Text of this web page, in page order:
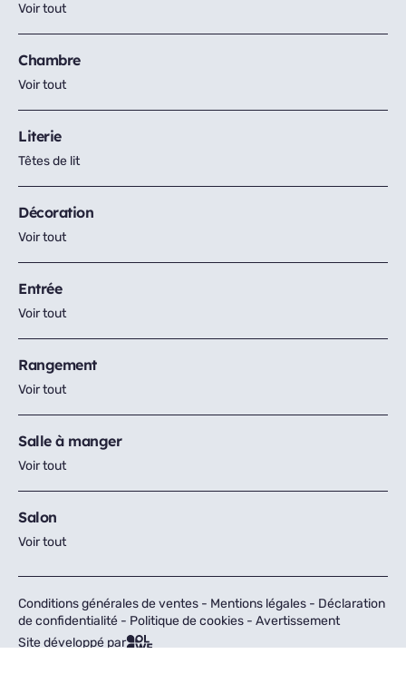
Voir tout
Chambre
Voir tout
Literie
Têtes de lit
Décoration
Voir tout
Entrée
Voir tout
Rangement
Voir tout
Salle à manger
Voir tout
Salon
Voir tout
Conditions générales de ventes - Mentions légales - Déclaration
de confidentialité - Politique de cookies - Avertissement
Site développé par